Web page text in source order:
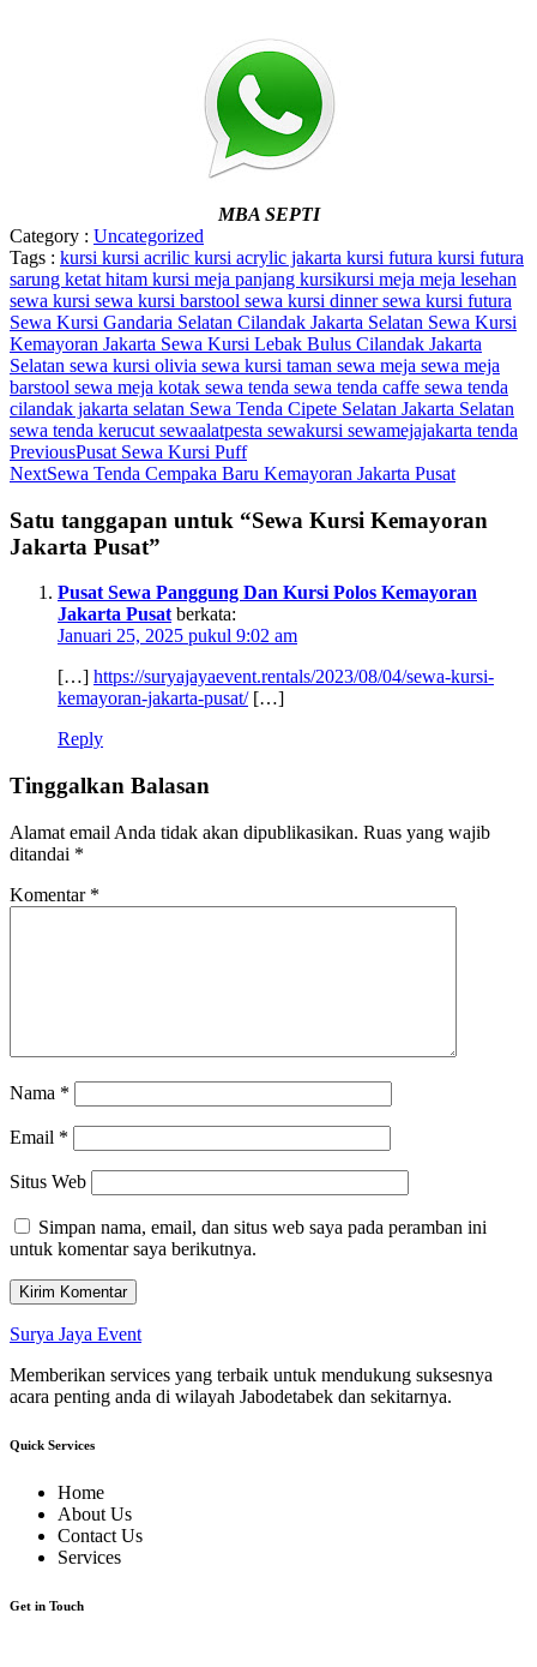
MBA SEPTI
Category : Uncategorized
Tags : kursi kursi acrilic kursi acrylic jakarta kursi futura kursi futura
sarung ketat hitam kursi meja panjang kursikursi meja meja lesehan
sewa kursi sewa kursi barstool sewa kursi dinnersewa kursi futura
Sewa Kursi Gandaria Selatan Cilandak Jakarta Selatan Sewa Kursi
Kemayoran Jakarta Sewa Kursi Lebak Bulus Cilandak Jakarta
Selatan sewa kursi olivia sewa kursi taman sewa meja sewa meja
barstool sewa meja kotak sewa tenda sewa tenda caffe sewa tenda
cilandak jakarta selatan Sewa Tenda Cipete Selatan Jakarta Selatan
sewa tenda kerucut sewaalatpesta sewakursi sewamejajakarta tenda
PreviousPusat Sewa Kursi Puff
NextSewa Tenda Cempaka Baru Kemayoran Jakarta Pusat
Satu tanggapan untuk “Sewa Kursi Kemayoran
Jakarta Pusat”
Pusat Sewa Panggung Dan Kursi Polos Kemayoran
Jakarta Pusat berkata:
Januari 25, 2025 pukul 9:02 am
[…] https://suryajayaevent.rentals/2023/08/04/sewa-kursi-
kemayoran-jakarta-pusat/[…]
Reply
Tinggalkan Balasan
Alamat email Anda tidak akan dipublikasikan. Ruas yang wajib
ditandai *
Komentar *
Nama *
Email *
Situs Web
Simpan nama, email, dan situs web saya pada peramban ini
untuk komentar saya berikutnya.
Surya Jaya Event
Memberikan services yang terbaik untuk mendukung suksesnya
acara penting anda di wilayah Jabodetabek dan sekitarnya.
Quick Services
Home
About Us
Contact Us
Services
Get in Touch